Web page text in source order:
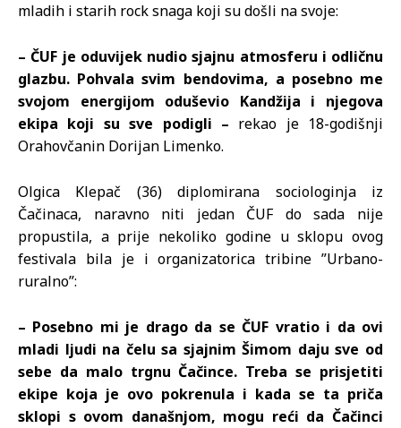
mladih i starih rock snaga koji su došli na svoje:
– ČUF je oduvijek nudio sjajnu atmosferu i odličnu
glazbu. Pohvala svim bendovima, a posebno me
svojom energijom oduševio Kandžija i njegova
ekipa koji su sve podigli – rekao je 18-godišnji
Orahovčanin Dorijan Limenko.
Olgica Klepač (36) diplomirana sociologinja iz
Čačinaca, naravno niti jedan ČUF do sada nije
propustila, a prije nekoliko godine u sklopu ovog
festivala bila je i organizatorica tribine ”Urbano-
ruralno”:
– Posebno mi je drago da se ČUF vratio i da ovi
mladi ljudi na čelu sa sjajnim Šimom daju sve od
sebe da malo trgnu Čačince. Treba se prisjetiti
ekipe koja je ovo pokrenula i kada se ta priča
sklopi s ovom današnjom, mogu reći da Čačinci